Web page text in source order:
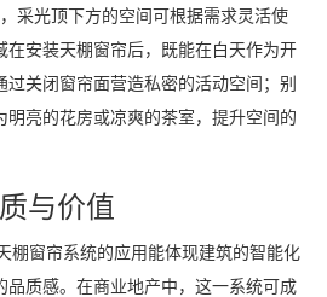
采光顶下方的空间可根据需求灵活使
在安装天棚窗帘后，既能在白天作为开
关闭窗帘面营造私密的活动空间；别
明亮的花房或凉爽的茶室，提升空间的
与价值
棚窗帘系统的应用能体现建筑的智能化
品质感。在商业地产中，这一系统可成